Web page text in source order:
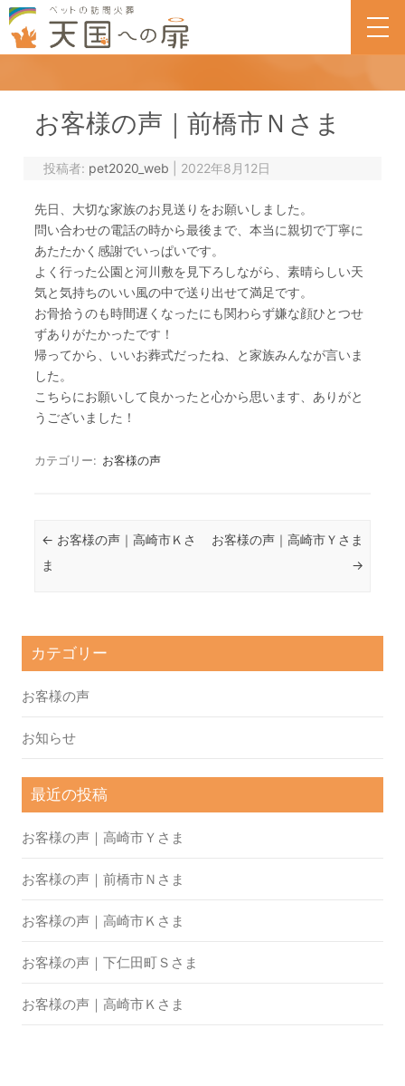
一覧
お客様の声｜前橋市Ｎさま
投稿者: pet2020_web 2022年8月12日
先日、大切な家族のお見送りをお願いしました。
問い合わせの電話の時から最後まで、本当に親切で丁寧に
あたたかく感謝でいっぱいです。
よく行った公園と河川敷を見下ろしながら、素晴らしい天
気と気持ちのいい風の中で送り出せて満足です。
お骨拾うのも時間遅くなったにも関わらず嫌な顔ひとつせ
ずありがたかったです！
帰ってから、いいお葬式だったね、と家族みんなが言いま
した。
こちらにお願いして良かったと心から思います、ありがと
うございました！
カテゴリー: お客様の声
投稿ナビゲーション
← お客様の声｜高崎市Ｋさ
ま
お客様の声｜高崎市Ｙさま
→
カテゴリー
お客様の声
お知らせ
最近の投稿
お客様の声｜高崎市Ｙさま
お客様の声｜前橋市Ｎさま
お客様の声｜高崎市Ｋさま
お客様の声｜下仁田町Ｓさま
お客様の声｜高崎市Ｋさま